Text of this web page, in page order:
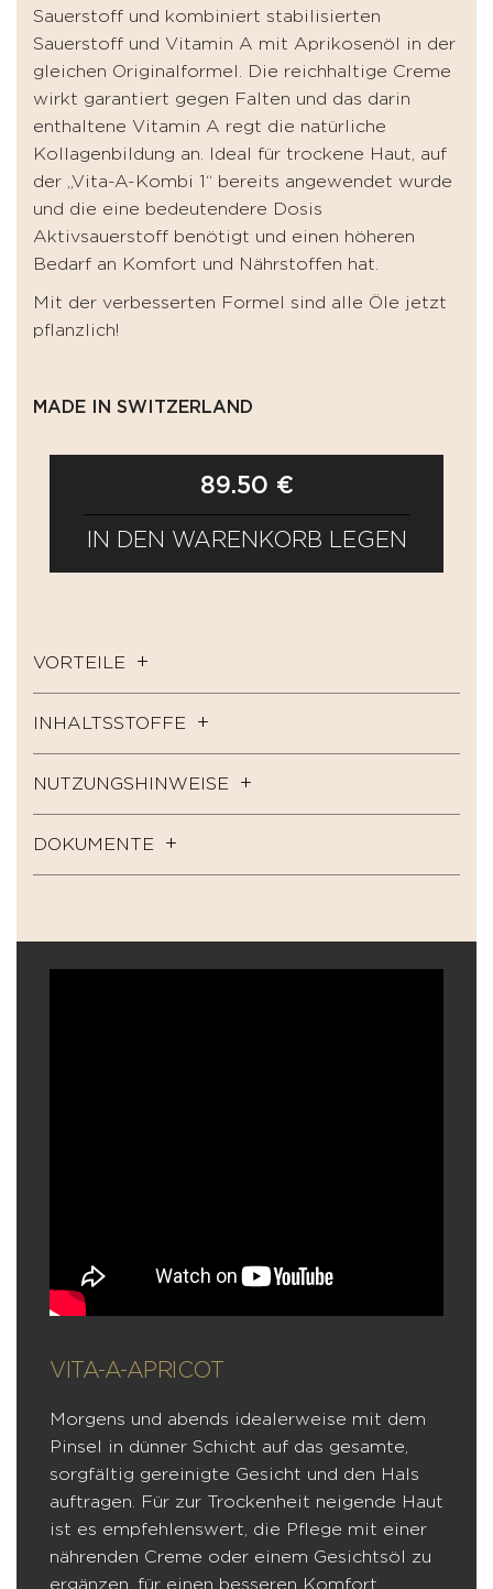
Sauerstoff und kombiniert stabilisierten
Sauerstoff und Vitamin A mit Aprikosenöl in der
gleichen Originalformel. Die reichhaltige Creme
wirkt garantiert gegen Falten und das darin
enthaltene Vitamin A regt die natürliche
Kollagenbildung an. Ideal für trockene Haut, auf
der „Vita-A-Kombi 1“ bereits angewendet wurde
und die eine bedeutendere Dosis
Aktivsauerstoff benötigt und einen höheren
Bedarf an Komfort und Nährstoffen hat.
Mit der verbesserten Formel sind alle Öle jetzt
pflanzlich!
MADE IN SWITZERLAND
89.50 €
IN DEN WARENKORB LEGEN
VORTEILE
INHALTSSTOFFE
NUTZUNGSHINWEISE
DOKUMENTE
VITA-A-APRICOT
Morgens und abends idealerweise mit dem
Pinsel in dünner Schicht auf das gesamte,
sorgfältig gereinigte Gesicht und den Hals
auftragen. Für zur Trockenheit neigende Haut
ist es empfehlenswert, die Pflege mit einer
nährenden Creme oder einem Gesichtsöl zu
ergänzen, für einen besseren Komfort.